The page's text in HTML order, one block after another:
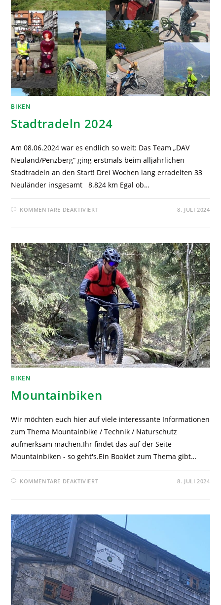
BIKEN
Stadtradeln 2024
Am 08.06.2024 war es endlich so weit: Das Team „DAV
Neuland/Penzberg“ ging erstmals beim alljährlichen
Stadtradeln an den Start! Drei Wochen lang erradelten 33
Neuländer insgesamt 8.824 km Egal ob…
KOMMENTARE DEAKTIVIERT 8. JULI 2024
BIKEN
Mountainbiken
Wir möchten euch hier auf viele interessante Informationen
zum Thema Mountainbike / Technik / Naturschutz
aufmerksam machen.Ihr findet das auf der Seite
Mountainbiken - so geht's.Ein Booklet zum Thema gibt…
KOMMENTARE DEAKTIVIERT 8. JULI 2024